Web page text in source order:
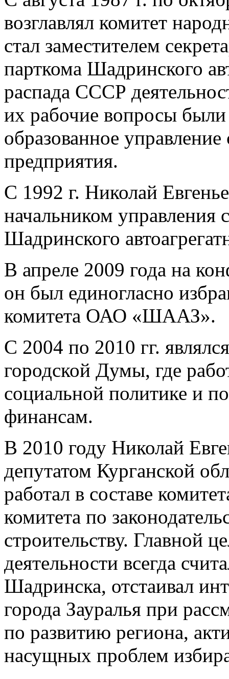
возглавлял комитет
стал заместителем
парткома Шадринского
распада СССР
их рабочие вопросы
образованное
предприятия.
С 1992 г. Николай
начальником управления
Шадринского
В апреле 2009 года на
он был единогласно
комитета ОАО «ШААЗ».
С 2004 по 2010 гг.
городской Думы, где
социальной политике и
финансам.
В 2010 году Николай
депутатом Курганской
работал в составе
комитета по
строительству. Главной
деятельности всегда
Шадринска, отстаивал
города Зауралья при
по развитию региона,
насущных проблем